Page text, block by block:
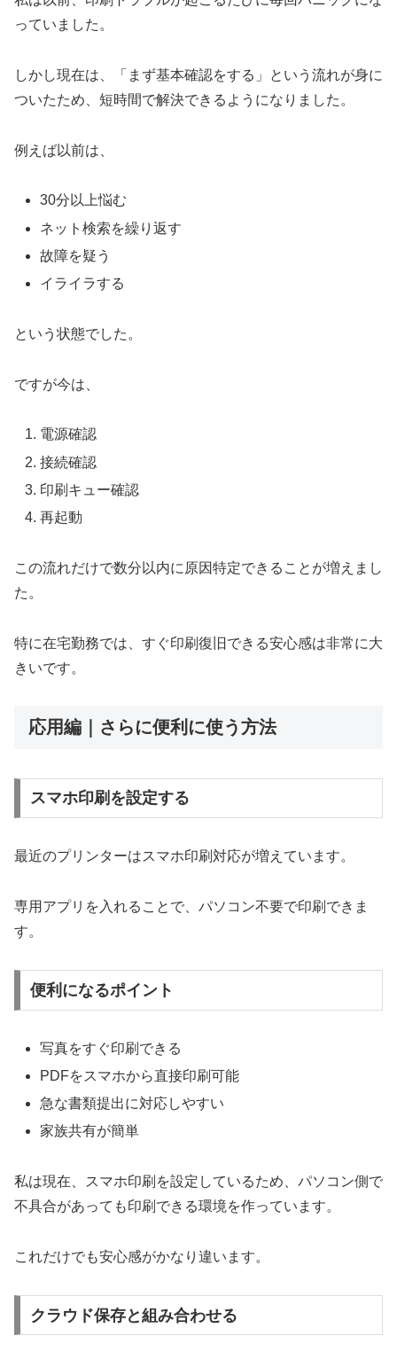
っていました。
しかし現在は、「まず基本確認をする」という流れが身に
ついたため、短時間で解決できるようになりました。
例えば以前は、
30分以上悩む
ネット検索を繰り返す
故障を疑う
イライラする
という状態でした。
ですが今は、
電源確認
接続確認
印刷キュー確認
再起動
この流れだけで数分以内に原因特定できることが増えまし
た。
特に在宅勤務では、すぐ印刷復旧できる安心感は非常に大
きいです。
応用編｜さらに便利に使う方法
スマホ印刷を設定する
最近のプリンターはスマホ印刷対応が増えています。
専用アプリを入れることで、パソコン不要で印刷できま
す。
便利になるポイント
写真をすぐ印刷できる
PDFをスマホから直接印刷可能
急な書類提出に対応しやすい
家族共有が簡単
私は現在、スマホ印刷を設定しているため、パソコン側で
不具合があっても印刷できる環境を作っています。
これだけでも安心感がかなり違います。
クラウド保存と組み合わせる